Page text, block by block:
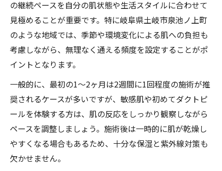
の継続ペースを自分の肌状態や生活スタイルに合わせて
見極めることが重要です。特に岐阜県土岐市泉池ノ上町
のような地域では、季節や環境変化による肌への負担も
考慮しながら、無理なく通える頻度を設定することがポ
イントとなります。
一般的に、最初の1〜2ヶ月は2週間に1回程度の施術が推
奨されるケースが多いですが、敏感肌や初めてダクトピ
ールを体験する方は、肌の反応をしっかり観察しながら
ペースを調整しましょう。施術後は一時的に肌が乾燥し
やすくなる場合もあるため、十分な保湿と紫外線対策も
欠かせません。